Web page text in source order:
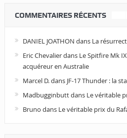
COMMENTAIRES RÉCENTS
DANIEL JOATHON dans La
Eric Chevalierdans Le Spitfire Mk
acquéreur en Australie
Marcel D.dans JF-17 Thunder : la
Madbugginbuttdans Le véritable
Bruno dans Le véritable prix du